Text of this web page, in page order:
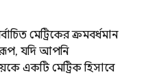
মেট্রিকের ক্রমবর্ধমান
যদি আপনি
একটি মেট্রিক হিসাবে